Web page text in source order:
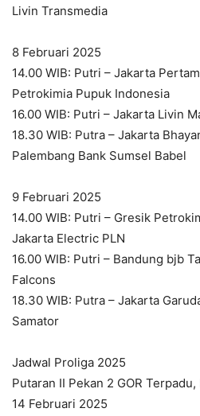
Livin Transmedia
8 Februari 2025
14.00 WIB: Putri – Jakarta
Petrokimia Pupuk Indonesia
16.00 WIB: Putri – Jakarta Livin
18.30 WIB: Putra – Jakarta
Palembang Bank Sumsel Babel
9 Februari 2025
14.00 WIB: Putri – Gresik
Jakarta Electric PLN
16.00 WIB: Putri – Bandung bjb
Falcons
18.30 WIB: Putra – Jakarta
Samator
Jadwal Proliga 2025
Putaran II Pekan 2 GOR
14 Februari 2025